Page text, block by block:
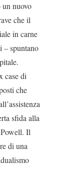
nuovo
che il
in carne
– spuntano
case di
che
sfida alla
Il
di una